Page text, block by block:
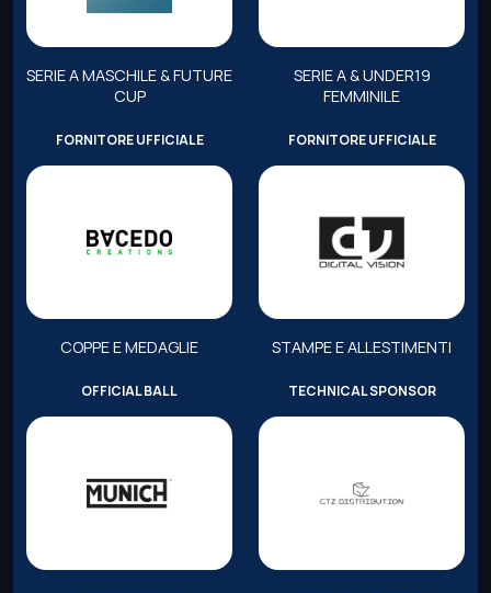
SERIE A MASCHILE & FUTURE
CUP
SERIE A & UNDER19
FEMMINILE
FORNITORE UFFICIALE
COPPE E MEDAGLIE
FORNITORE UFFICIALE
STAMPE E ALLESTIMENTI
OFFICIAL BALL TECHNICAL SPONSOR